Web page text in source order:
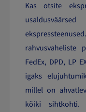
Kas otsite
rahvusvaheliste
FedEx, DPD, LP
igaks
millel on
kõiki sihtkohti.